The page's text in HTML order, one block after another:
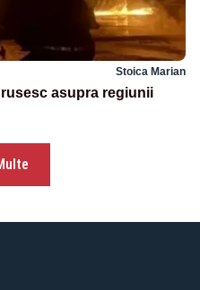
Stoica Marian
asupra regiunii